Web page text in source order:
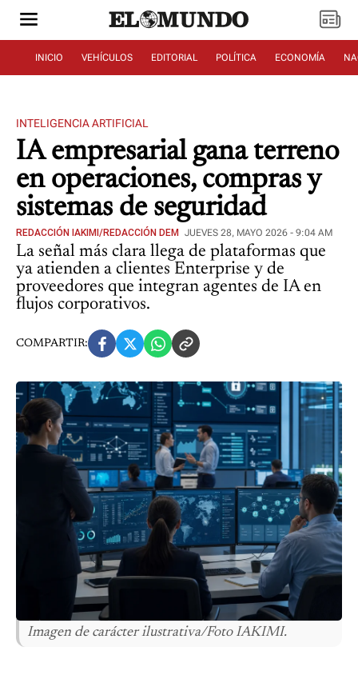
INICIO VEHÍCULOS EDITORIAL POLÍTICA ECONOMÍA
INTELIGENCIA ARTIFICIAL
IA empresarial gana terreno
en operaciones, compras y
sistemas de seguridad
REDACCIÓN IAKIMI/REDACCIÓN DEM JUEVES 28, MAYO 2026 - 9:04 AM
La señal más clara llega de plataformas que
ya atienden a clientes Enterprise y de
proveedores que integran agentes de IA en
flujos corporativos.
COMPARTIR:
Imagen de carácter ilustrativa/Foto IAKIMI.